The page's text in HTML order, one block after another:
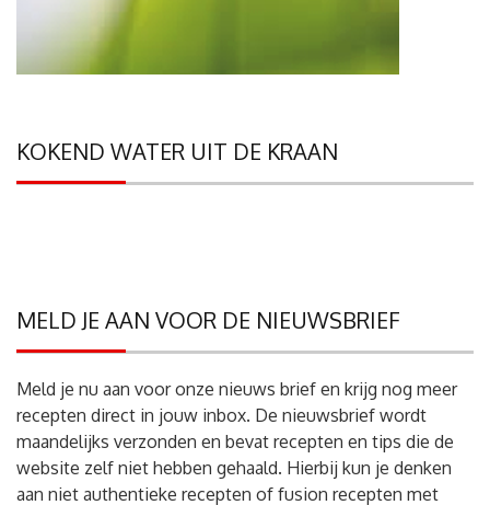
KOKEND WATER UIT DE KRAAN
MELD JE AAN VOOR DE NIEUWSBRIEF
Meld je nu aan voor onze nieuws brief en krijg nog meer
recepten direct in jouw inbox. De nieuwsbrief wordt
maandelijks verzonden en bevat recepten en tips die de
website zelf niet hebben gehaald. Hierbij kun je denken
aan niet authentieke recepten of fusion recepten met